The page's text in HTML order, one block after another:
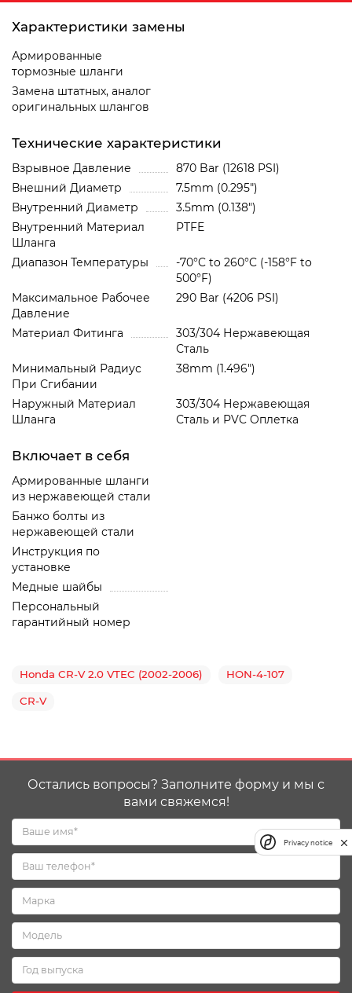
Характеристики замены
Армированные
тормозные шланги
Замена штатных, аналог
оригинальных шлангов
Технические характеристики
Взрывное Давление
870 Bar (12618 PSI)
Внешний Диаметр
7.5mm (0.295")
Внутренний Диаметр
3.5mm (0.138")
Внутренний Материал
Шланга
PTFE
Диапазон Температуры
-70°C to 260°C (-158°F to
500°F)
Максимальное Рабочее
Давление
290 Bar (4206 PSI)
Материал Фитинга
303/304 Нержавеющая
Сталь
Минимальный Радиус
При Сгибании
38mm (1.496")
Наружный Материал
Шланга
303/304 Нержавеющая
Сталь и PVC Oплетка
Включает в себя
Армированные шланги
из нержавеющей стали
Банжо болты из
нержавеющей стали
Инструкция по
установке
Медные шайбы
Персональный
гарантийный номер
Honda CR-V 2.0 VTEC (2002-2006) HON-4-107
CR-V
Остались вопросы? Заполните форму и мы с
вами свяжемся!
Privacy notice